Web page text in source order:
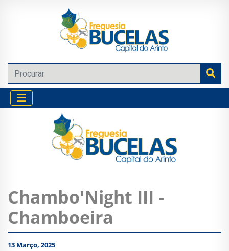
Chambo'Night III -
Chamboeira
13 Março, 2025